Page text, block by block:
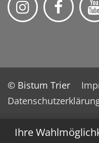
Ihre
© Bistum Trier